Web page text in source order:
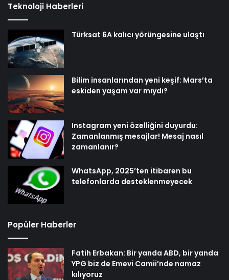
Teknoloji Haberleri
Türksat 6A kalıcı yörüngesine ulaştı
Bilim insanlarından yeni keşif: Mars’ta
eskiden yaşam var mıydı?
Instagram yeni özelliğini duyurdu:
Zamanlanmış mesajlar! Mesaj nasıl
zamanlanır?
WhatsApp, 2025’ten itibaren bu
telefonlarda desteklenmeyecek
Popüler Haberler
Fatih Erbakan: Bir yanda ABD, bir yanda
YPG biz de Emevi Camii’nde namaz
kılıyoruz